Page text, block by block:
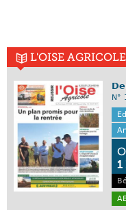
L'OISE AGRICOLE
N°
1